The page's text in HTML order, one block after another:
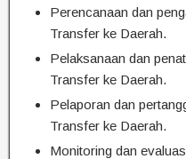
Perencanaan dan
Transfer ke Daerah.
Pelaksanaan dan
Transfer ke Daerah.
Pelaporan dan
Transfer ke Daerah.
Monitoring dan